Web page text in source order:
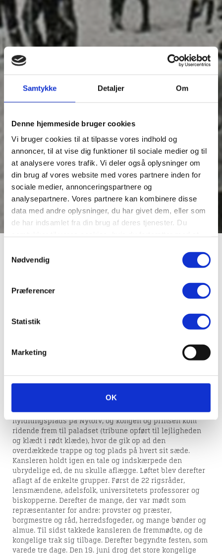
Samtykke Detaljer Om
Denne hjemmeside bruger cookies
Vi bruger cookies til at tilpasse vores indhold og
annoncer, til at vise dig funktioner til sociale medier og til
at analysere vores trafik. Vi deler også oplysninger om
din brug af vores website med vores partnere inden for
sociale medier, annonceringspartnere og
analysepartnere. Vores partnere kan kombinere disse
data med andre oplysninger, du har givet dem, eller som
de har indsamlet fra din brug af deres tjenester. Du
Nødvendig
Præferencer
Statistik
Marketing
OK
Nytorv
Nytorv blev anlagt i 1584, da pladsen skulle anvendes til
hyldningen af den 7-årige prins Christian, den senere
Den storslåede begivenhed fandt sted den 16. juni 1584 i
overværelse af mere end 1500 indkaldte fornemme
ganske store følge. Og det i en by, som næppe havde
mere 3.000 indbyggere.
først en tale med henvisning til beslutningen om at lade
og Norge. Derefter gik hoffolk, rigsråder, den menige
adel, gejstligheden, borgere og bønder ind på den nye
hyldningsplads på Nytorv, og kongen og prinsen kom
ridende frem til paladset (tribune opført til lejligheden
og klædt i rødt klæde), hvor de gik op ad den
overdækkede trappe og tog plads på hvert sit sæde.
Kansleren holdt igen en tale og indskærpede den
ubrydelige ed, de nu skulle aflægge. Løftet blev derefter
aflagt af de enkelte grupper. Først de 22 rigsråder,
lensmændene, adelsfolk, universitetets professorer og
biskopperne. Derefter de mange, der var mødt som
repræsentanter for andre: provster og præster,
borgmestre og råd, herredsfogeder, og mange bønder og
almue. Til sidst takkede kansleren de fremmødte, og de
kongelige trak sig tilbage. Derefter begyndte festen, som
varede tre dage. Den 19. juni drog det store kongelige